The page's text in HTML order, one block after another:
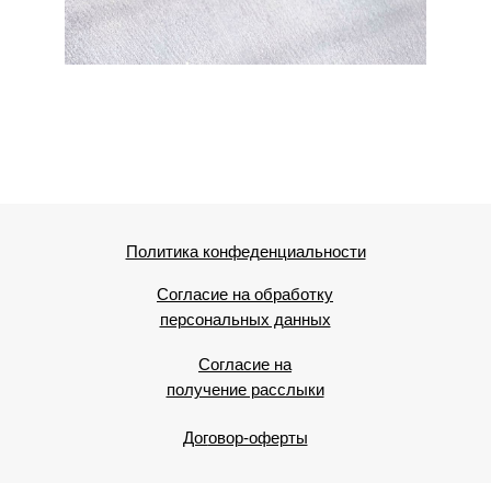
Политика конфеденциальности
Согласие на обработку
персональных данных
Договор-оферты
Согласие на
получение расслыки